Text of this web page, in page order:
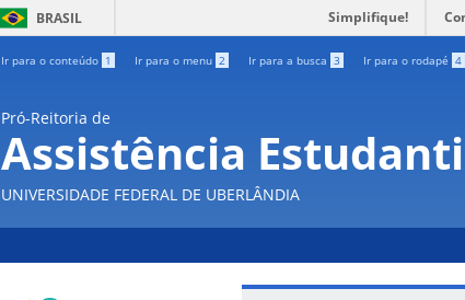
BRASIL Simplifique!
Ir para o conteúdo 1 Ir para o menu 2 Ir para a busca 3 Ir para o rodapé 4
Pró-Reitoria de
Assistência
UNIVERSIDADE FEDERAL DE UBERLÂNDIA